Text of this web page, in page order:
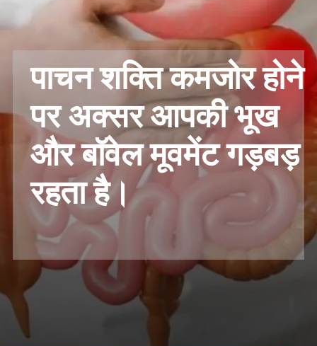
पाचन शक्ति कमजोर होने
पर अक्सर आपकी भूख
और बॉवेल मूवमेंट गड़बड़
रहता है।